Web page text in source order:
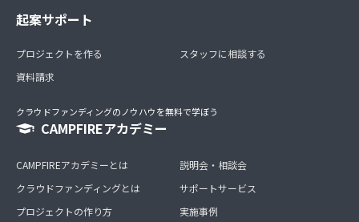
起案サポート
プロジェクトを作る
資料請求
スタッフに相談する
クラウドファンディングのノウハウを無料で学ぼう
CAMPFIREアカデミー
CAMPFIREアカデミーとは
クラウドファンディングとは
プロジェクトの作り方
説明会・相談会
サポートサービス
実施事例